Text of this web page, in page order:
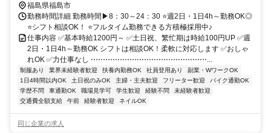
福島県福島市
勤務時間詳細 勤務時間▶8：30～24：30 ⭐週2日・1日4h～勤務OK◎
⭐シフト相談OK！ ⭐フルタイム勤務できる方積極採用中♪
仕事内容 ✅基本時給1200円～ ✅土日祝、繁忙期は時給100円UP ✅週
2日・1日4h～勤務OK シフトは相談OK！柔軟に対応します ✅おしゃ
れOK ✅力仕事なし ⋯⋯⋯⋯⋯⋯⋯⋯⋯⋯⋯⋯⋯⋯⋯⋯...
制服あり 業界未経験者歓迎 扶養内勤務OK 社員登用あり
副業・WワークOK
1日4時間以内OK
土日祝のみOK 主婦・主夫歓迎 フリーター歓迎
バイク通勤OK
学歴不問
車通勤OK 職場見学可 学生歓迎 経験不問
未経験者歓迎
交通費全額支給
午前 経験者歓迎 ネイルOK
同じ企業の求人